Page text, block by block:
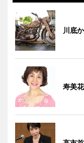
川底
寿美